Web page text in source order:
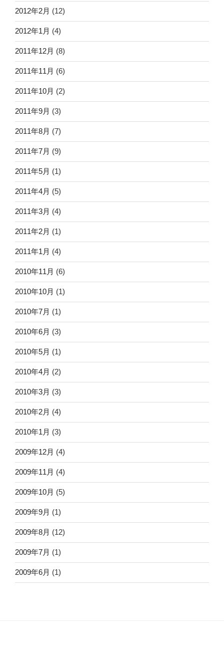
2012年2月 (12)
2012年1月 (4)
2011年12月 (8)
2011年11月 (6)
2011年10月 (2)
2011年9月 (3)
2011年8月 (7)
2011年7月 (9)
2011年5月 (1)
2011年4月 (5)
2011年3月 (4)
2011年2月 (1)
2011年1月 (4)
2010年11月 (6)
2010年10月 (1)
2010年7月 (1)
2010年6月 (3)
2010年5月 (1)
2010年4月 (2)
2010年3月 (3)
2010年2月 (4)
2010年1月 (3)
2009年12月 (4)
2009年11月 (4)
2009年10月 (5)
2009年9月 (1)
2009年8月 (12)
2009年7月 (1)
2009年6月 (1)